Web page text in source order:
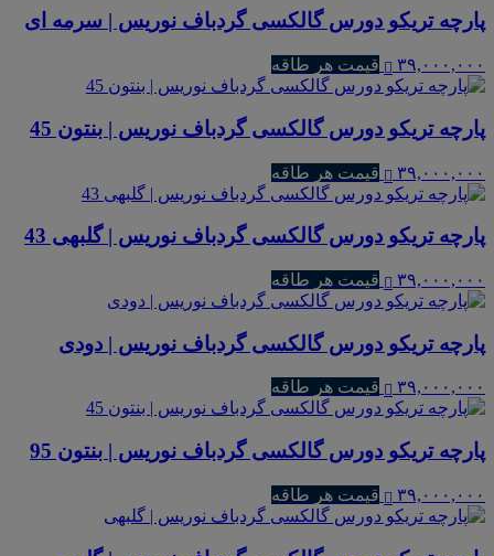
پارچه تریکو دورس گالکسی گردباف نوریس | سرمه ای
۳۹,۰۰۰,۰۰۰ قیمت هر طاقه
پارچه تریکو دورس گالکسی گردباف نوریس | بنتون 45
۳۹,۰۰۰,۰۰۰ قیمت هر طاقه
پارچه تریکو دورس گالکسی گردباف نوریس | گلبهی 43
۳۹,۰۰۰,۰۰۰ قیمت هر طاقه
پارچه تریکو دورس گالکسی گردباف نوریس | دودی
۳۹,۰۰۰,۰۰۰ قیمت هر طاقه
پارچه تریکو دورس گالکسی گردباف نوریس | بنتون 95
۳۹,۰۰۰,۰۰۰ قیمت هر طاقه